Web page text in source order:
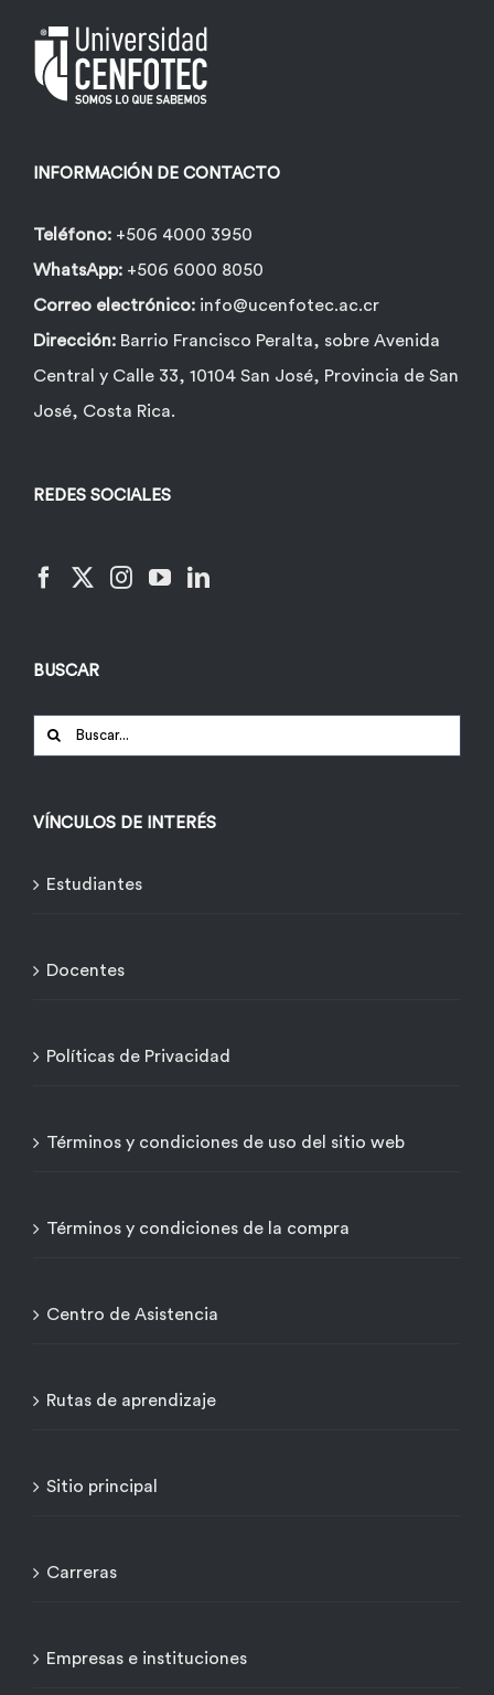
INFORMACIÓN DE CONTACTO
Teléfono: +506 4000 3950
WhatsApp: +506 6000 8050
Correo electrónico: info@ucenfotec.ac.cr
Dirección: Barrio Francisco Peralta, sobre Avenida
Central y Calle 33, 10104 San José, Provincia de San
José, Costa Rica.
REDES SOCIALES
BUSCAR
Buscar:
VÍNCULOS DE INTERÉS
Estudiantes
Docentes
Políticas de Privacidad
Términos y condiciones de uso del sitio web
Términos y condiciones de la compra
Centro de Asistencia
Rutas de aprendizaje
Sitio principal
Carreras
Empresas e instituciones